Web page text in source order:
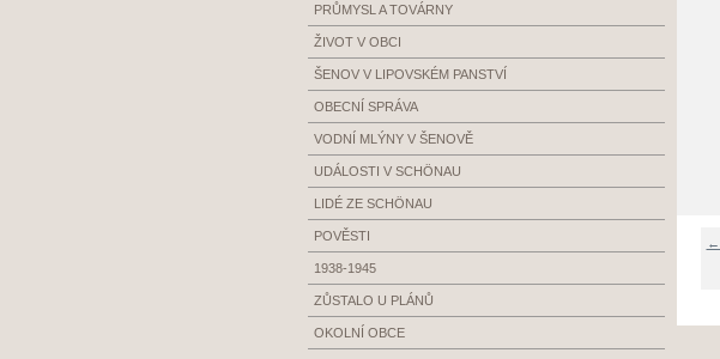
←
PRŮMYSL A TOVÁRNY
ŽIVOT V OBCI
ŠENOV V LIPOVSKÉM PANSTVÍ
OBECNÍ SPRÁVA
VODNÍ MLÝNY V ŠENOVĚ
UDÁLOSTI V SCHÖNAU
LIDÉ ZE SCHÖNAU
POVĚSTI
1938-1945
ZŮSTALO U PLÁNŮ
OKOLNÍ OBCE